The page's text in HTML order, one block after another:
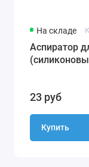
На складе
Аспиратор
23 руб
Купить